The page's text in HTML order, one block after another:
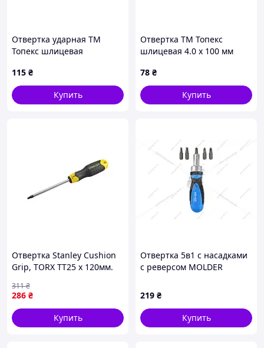
Отвертка ударная ТМ
Топекс шлицевая
115 ₴
Купить
Отвертка ТМ Топекс
шлицевая 4.0 x 100 мм
78 ₴
Купить
Отвертка Stanley Cushion
Grip, TORX TT25 x 120мм.
Доступный
286 ₴
311₴
Купить
Отвертка 5в1 с насадками
с реверсом MOLDER
219 ₴
Купить